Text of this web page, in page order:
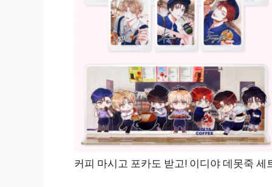
커피 마시고 포카도 받고! 이디야 데못죽 세